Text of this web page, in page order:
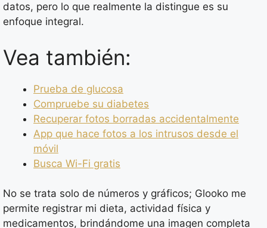
datos, pero lo que realmente la distingue es su
enfoque integral.
Vea también:
Prueba de glucosa
Compruebe su diabetes
Recuperar fotos borradas accidentalmente
App que hace fotos a los intrusos desde el
móvil
Busca Wi-Fi gratis
No se trata solo de números y gráficos; Glooko me
permite registrar mi dieta, actividad física y
medicamentos, brindándome una imagen completa